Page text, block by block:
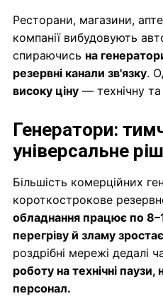
Ресторани, магазини,
компанії вибудовують
спираючись на
резервні канали зв'язку.
високу ціну — технічну та
Генератори:
універсальне
Більшість комерційних
короткострокове
обладнання працює по
перегріву й зламу
роздрібні мережі дедалі
роботу на технічні
персонал.